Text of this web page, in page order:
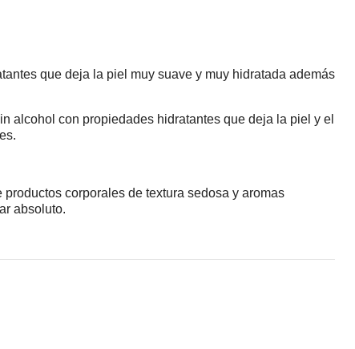
que deja la piel muy suave y muy hidratada además
alcohol con propiedades hidratantes que deja la piel y el
corporales de textura sedosa y aromas
absoluto.